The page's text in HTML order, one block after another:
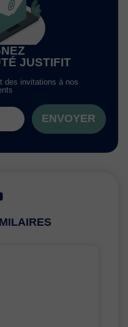
JUSTIFIT
des invitations à nos
ENVOYER